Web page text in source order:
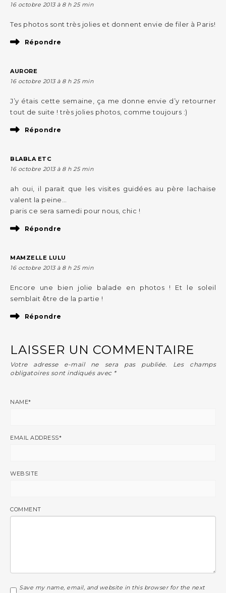
16 octobre 2013 à 8 h 25 min
Tes photos sont très jolies et donnent envie de filer à Paris!
Répondre
AURORE
16 octobre 2013 à 8 h 25 min
J’y étais cette semaine, ça me donne envie d’y retourner
tout de suite ! très jolies photos, comme toujours :)
Répondre
BLABLA ETC
16 octobre 2013 à 8 h 25 min
ah oui, il parait que les visites guidées au père lachaise
valent la peine…
paris ce sera samedi pour nous, chic !
Répondre
MAMZELLE LULU
16 octobre 2013 à 8 h 25 min
Encore une bien jolie balade en photos ! Et le soleil
semblait être de la partie !
Répondre
LAISSER UN COMMENTAIRE
Votre adresse e-mail ne sera pas publiée.
Les champs
obligatoires sont indiqués avec *
NAME*
EMAIL ADDRESS*
WEBSITE
COMMENT
Save my name, email, and website in this browser for the next